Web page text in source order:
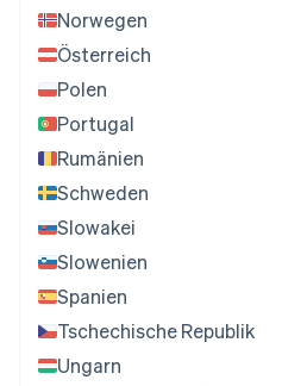
Norwegen
Österreich
Polen
Portugal
Rumänien
Schweden
Slowakei
Slowenien
Spanien
Tschechische Republik
Ungarn